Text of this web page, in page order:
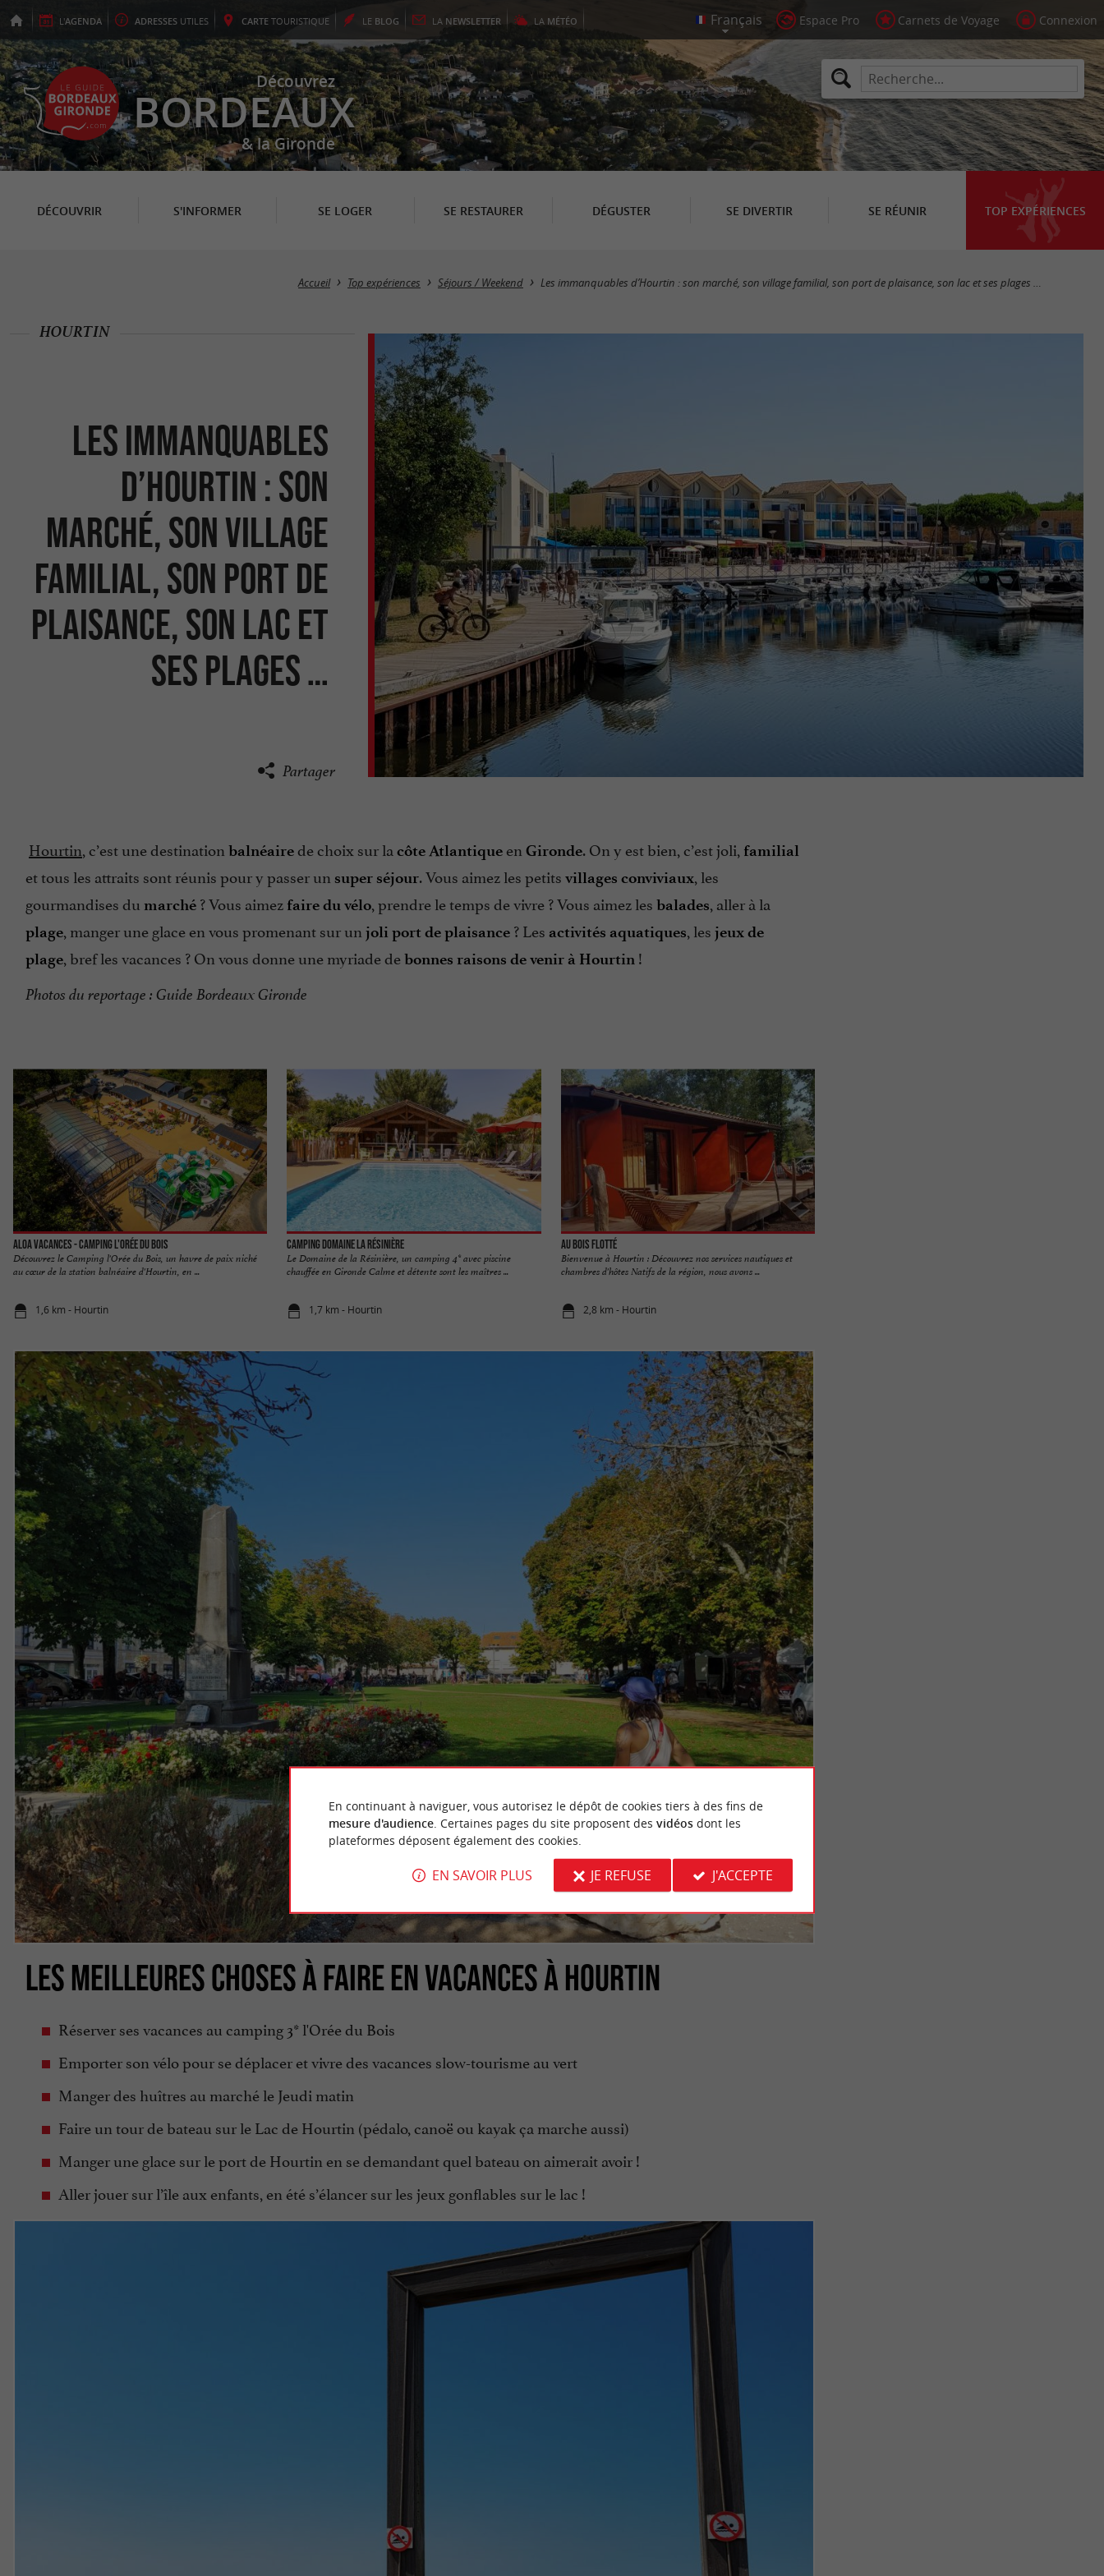
L'AGENDA ADRESSES UTILES CARTE TOURISTIQUE LE BLOG LA NEWSLETTER LA MÉTÉO Espace Pro Carnets de Voyage Connexion
Découvrez
BORDEAUX
& la Gironde
DÉCOUVRIR S'INFORMER SE LOGER SE RESTAURER DÉGUSTER SE DIVERTIR SE RÉUNIR TOP EXPÉRIENCES
Accueil Top expériences Séjours / Weekend Les immanquables d’Hourtin : son marché, son village familial, son port de plaisance, son lac et ses plages …
Les immanquables
d’Hourtin : son
marché, son village
familial, son port de
plaisance, son lac et
ses plages …
HOURTIN
Partager
Hourtin, c’est une destination balnéairede choix sur la côte Atlantique en Gironde. On y est bien, c’est joli, familial
et tous les attraits sont réunis pour y passer un super séjour. Vous aimez les petits villages conviviaux, les
gourmandises du marché ? Vous aimez faire du vélo, prendre le temps de vivre ? Vous aimez les balades, aller à la
plage, manger une glace en vous promenant sur un joli port de plaisance ? Les activités aquatiques, les jeux de
plage, bref les vacances ? On vous donne une myriade debonnes raisons de venir à Hourtin !
Photos du reportage : Guide Bordeaux Gironde
Aloa Vacances - Camping l'Orée du Bois
​Découvrez le Camping l'Orée du Bois, un havre de paix niché
au cœur de la station balnéaire d'Hourtin, en ...
1,6 km - Hourtin
Camping Domaine La Résinière
Le Domaine de la Résinière, un camping 4* avec piscine
chauffée en Gironde Calme et détente sont les maîtres ...
1,7 km - Hourtin
Au Bois Flotté
Bienvenue à Hourtin : Découvrez nos services nautiques et
chambres d'hôtes Natifs de la région, nous avons ...
2,8 km - Hourtin
LES MEILLEURES CHOSES À FAIRE EN VACANCES À HOURTIN
Réserver ses vacances au camping 3* l'Orée du Bois
Emporter son vélo pour se déplacer et vivre des vacances slow-tourisme au vert
Manger des huîtres au marché le Jeudi matin
Faire un tour de bateau sur le Lac de Hourtin (pédalo, canoë ou kayak ça marche aussi)
Manger une glace sur le port de Hourtin en se demandant quel bateau on aimerait avoir !
Aller jouer sur l’île aux enfants, en été s’élancer sur les jeux gonflables sur le lac !
En continuant à naviguer, vous autorisez le dépôt de cookies tiers à des fins de
mesure d'audience. Certaines pages du site proposent des vidéosdont les
plateformes déposent également des cookies.
EN SAVOIR PLUS JE REFUSE J'ACCEPTE